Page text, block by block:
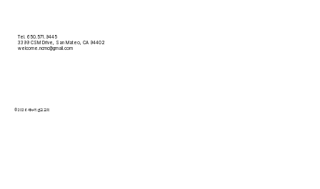
Tel. 650.571.9445
3399 CSM Drive, San Mateo, CA 94402
welcome.ncmc@gmail.com
© 2026 새누리 선교 교회